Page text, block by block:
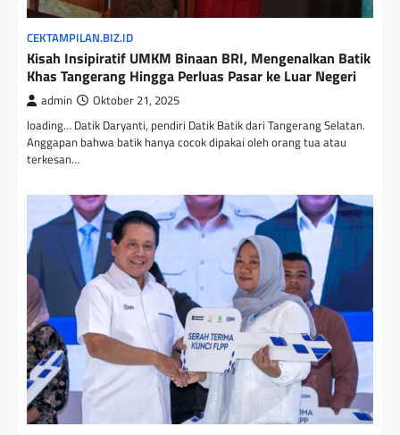
CEKTAMPILAN.BIZ.ID
Kisah Insipiratif UMKM Binaan BRI, Mengenalkan Batik
Khas Tangerang Hingga Perluas Pasar ke Luar Negeri
admin Oktober 21, 2025
loading… Datik Daryanti, pendiri Datik Batik dari Tangerang Selatan.
Anggapan bahwa batik hanya cocok dipakai oleh orang tua atau
terkesan…